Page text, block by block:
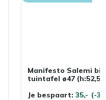
Manifesto Salemi
tuintafel ø47
Je bespaart: 35,- (-